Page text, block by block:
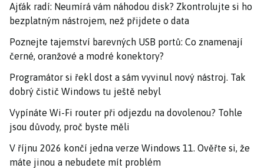
Ajťák radí: Neumírá vám náhodou disk? Zkontrolujte si ho
bezplatným nástrojem, než přijdete o data
Poznejte tajemství barevných USB portů: Co znamenají
černé, oranžové a modré konektory?
Programátor si řekl dost a sám vyvinul nový nástroj. Tak
dobrý čistič Windows tu ještě nebyl
Vypínáte Wi-Fi router při odjezdu na dovolenou? Tohle
jsou důvody, proč byste měli
V říjnu 2026 končí jedna verze Windows 11. Ověřte si, že
máte jinou a nebudete mít problém